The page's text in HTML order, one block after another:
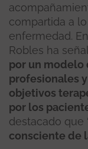
compartida a
enfermedad.
Robles ha
por un modelo
profesionales
objetivos
por los
destacado que
consciente de